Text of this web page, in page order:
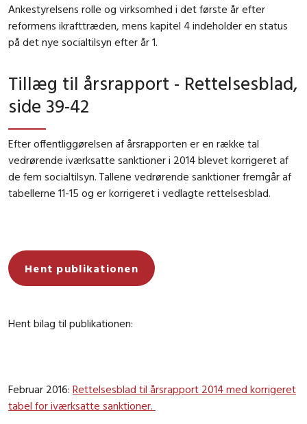
Ankestyrelsens rolle og virksomhed i det første år efter
reformens ikrafttræden, mens kapitel 4 indeholder en status
på det nye socialtilsyn efter år 1.
Tillæg til årsrapport - Rettelsesblad,
side 39-42
Efter offentliggørelsen af årsrapporten er en række tal
vedrørende iværksatte sanktioner i 2014 blevet korrigeret af
de fem socialtilsyn. Tallene vedrørende sanktioner fremgår af
tabellerne 11-15 og er korrigeret i vedlagte rettelsesblad.
Hent publikationen
Hent bilag til publikationen:
Februar 2016: Rettelsesblad til årsrapport 2014 med korrigeret
tabel for iværksatte sanktioner.